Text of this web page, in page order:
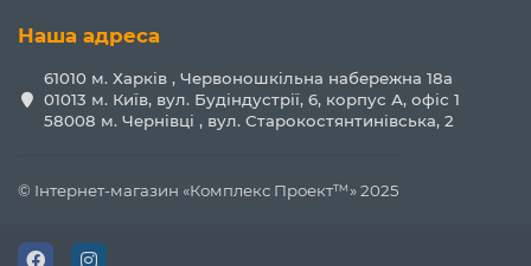
Наша адреса
61010 м. Харків , Червоношкільна набережна 18а
01013 м. Київ, вул. Будіндустрії, 6, корпус А, офіс 1
58008 м. Чернівці , вул. Старокостянтинівська, 2
© Інтернет-магазин «Комплекс Проект™» 2025